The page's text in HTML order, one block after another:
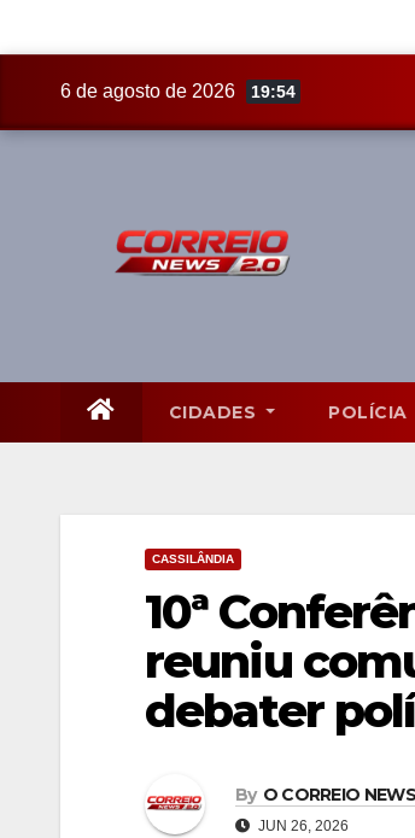
6 de agosto de 2026 19:54
CIDADES POLÍCIA
CASSILÂNDIA
10ª
reuniu
debater
By O CORREIO NEWS
JUN 26, 2026